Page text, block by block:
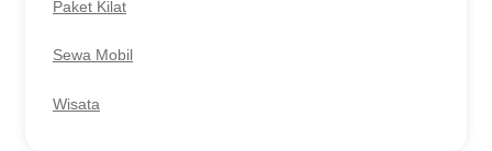
Paket Kilat
Sewa Mobil
Wisata